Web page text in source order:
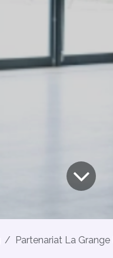
Partenariat La Grange